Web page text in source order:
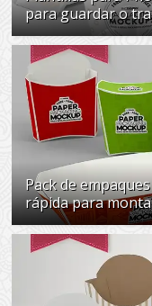
para guardar o
Pack de
rápida para